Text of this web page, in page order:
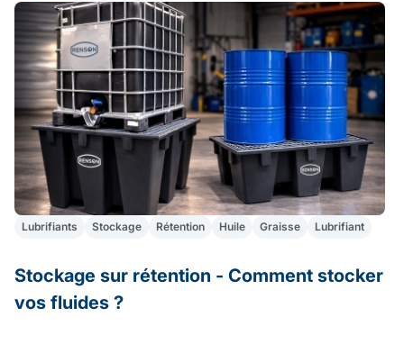
Lubrifiants Stockage Rétention Huile Graisse Lubrifiant
Stockage sur rétention - Comment stocker
vos fluides ?